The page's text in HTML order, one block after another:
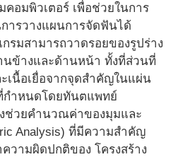
คอมพิวเตอร์ เพื่อช่วยในการ
ารวางแผนการจัดฟันได้
รมสามารถวาดรอยของรูปร่าง
นข้างและด้านหน้า ทั้งที่ส่วนที่
เนื้อเยื่อจากจุดสำคัญในแผ่น
กำหนดโดยทันตแพทย์
ช่วยคำนวณค่าของมุมและ
Analysis) ที่มีความสำคัญ
วามผิดปกติของ โครงสร้าง